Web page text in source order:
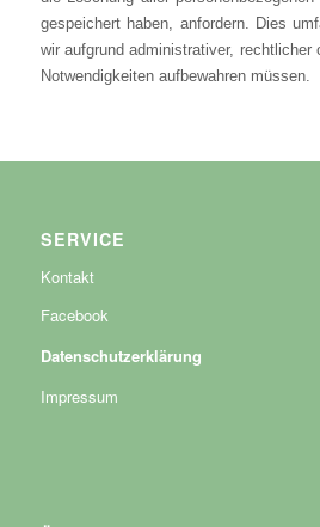
gespeichert haben, anfordern. Dies
wir aufgrund administrativer, rechtlicher
Notwendigkeiten aufbewahren müssen.
SERVICE
Kontakt
Facebook
Datenschutzerklärung
Impressum